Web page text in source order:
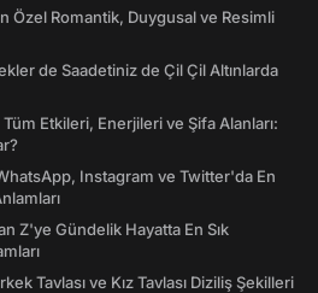
Özel Romantik, Duygusal ve Resimli
de Saadetiniz de Çil Çil Altınlarda
Etkileri, Enerjileri ve Şifa Alanları:
Instagram ve Twitter'da En
Z'ye Gündelik Hayatta En Sık
Tavlası ve Kız Tavlası Diziliş Şekilleri